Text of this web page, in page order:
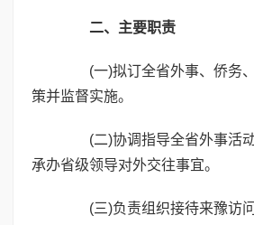
二、主要职责
(一)拟订全省外事、侨务、
策并监督实施。
(二)协调指导全省外事活动
承办省级领导对外交往事宜。
(三)负责组织接待来豫访问